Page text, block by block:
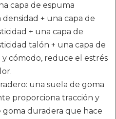
capa de espuma
densidad + una capa de
+ una capa de
talón + una capa de
y cómodo, reduce el estrés
una suela de goma
proporciona tracción y
goma duradera que hace